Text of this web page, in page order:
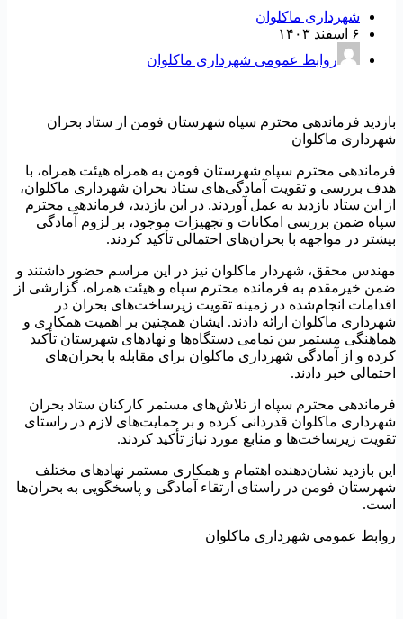
شهرداری ماکلوان
۶ اسفند ۱۴۰۳
روابط عمومی شهرداری ماکلوان
فرماندهی محترم سپاه شهرستان فومن از ستاد بحران
ماکلوان
محترم سپاه شهرستان فومن به همراه هیئت همراه، با
بررسی و تقویت آمادگی‌های ستاد بحران شهرداری ماکلوان،
این ستاد بازدید به عمل آوردند. در این بازدید، فرماندهی محترم
ضمن بررسی امکانات و تجهیزات موجود، بر لزوم آمادگی
در مواجهه با بحران‌های احتمالی تأکید کردند.
محقق، شهردار ماکلوان نیز در این مراسم حضور داشتند و
خیرمقدم به فرمانده محترم سپاه و هیئت همراه، گزارشی از
انجام‌شده در زمینه تقویت زیرساخت‌های بحران در
ماکلوان ارائه دادند. ایشان همچنین بر اهمیت همکاری و
مستمر بین تمامی دستگاه‌ها و نهادهای شهرستان تأکید
و از آمادگی شهرداری ماکلوان برای مقابله با بحران‌های
خبر دادند.
محترم سپاه از تلاش‌های مستمر کارکنان ستاد بحران
ماکلوان قدردانی کرده و بر حمایت‌های لازم در راستای
زیرساخت‌ها و منابع مورد نیاز تأکید کردند.
بازدید نشان‌دهنده اهتمام و همکاری مستمر نهادهای مختلف
فومن در راستای ارتقاء آمادگی و پاسخگویی به بحران‌ها
عمومی شهرداری ماکلوان